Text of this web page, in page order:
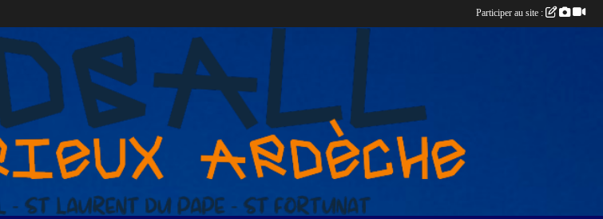
Participer au site :